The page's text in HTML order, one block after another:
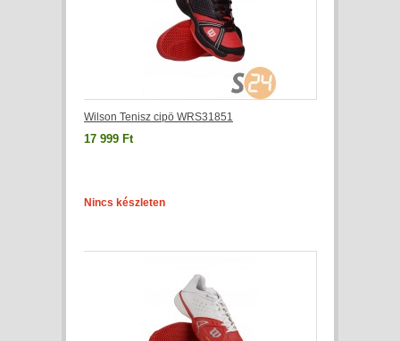
Wilson Tenisz cipö WRS31851
17 999 Ft
Nincs készleten